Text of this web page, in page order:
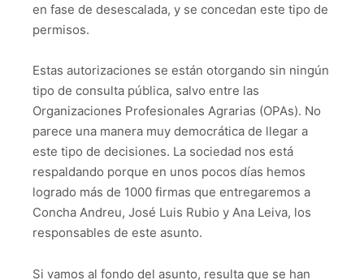
en fase de desescalada, y se concedan este tipo de
permisos.
Estas autorizaciones se están otorgando sin ningún
tipo de consulta pública, salvo entre las
Organizaciones Profesionales Agrarias (OPAs). No
parece una manera muy democrática de llegar a
este tipo de decisiones. La sociedad nos está
respaldando porque en unos pocos días hemos
logrado más de 1000 firmas que entregaremos a
Concha Andreu, José Luis Rubio y Ana Leiva, los
responsables de este asunto.
Si vamos al fondo del asunto, resulta que se han